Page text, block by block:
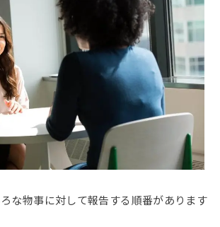
な物事に対して報告する順番があります